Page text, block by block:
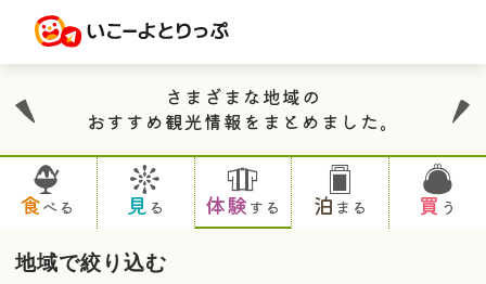
さまざまな地域の
おすすめ観光情報をまとめました。
食べる 見 る 体験する 泊 まる 買う
地域で絞り込む